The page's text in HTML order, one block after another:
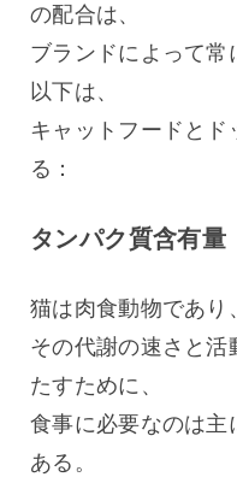
の配合は、
ブランドによって常
以下は、
キャットフードと
る：
タンパク質含有量
猫は肉食動物であり、
その代謝の速さと
たすために、
食事に必要なのは
ある。